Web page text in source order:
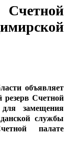
объявляет
Счетной
замещения
службы
палате